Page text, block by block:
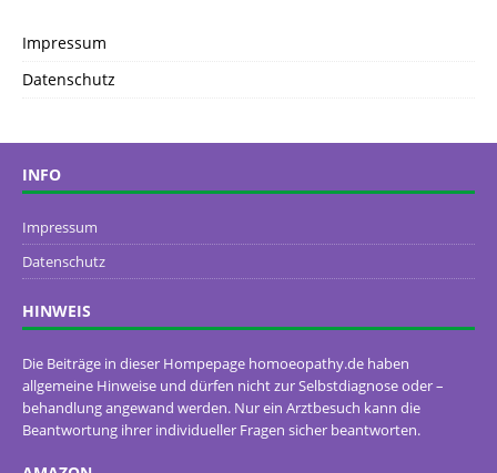
Impressum
Datenschutz
INFO
Impressum
Datenschutz
HINWEIS
Die Beiträge in dieser Hompepage homoeopathy.de haben
allgemeine Hinweise und dürfen nicht zur Selbstdiagnose oder –
behandlung angewand werden. Nur ein Arztbesuch kann die
Beantwortung ihrer individueller Fragen sicher beantworten.